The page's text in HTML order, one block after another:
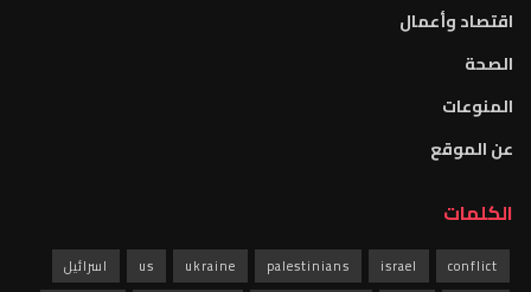
اقتصاد وأعمال
الصحة
المنوعات
عن الموقع
الكلمات
conflict
israel
palestinians
ukraine
us
اسرائيل